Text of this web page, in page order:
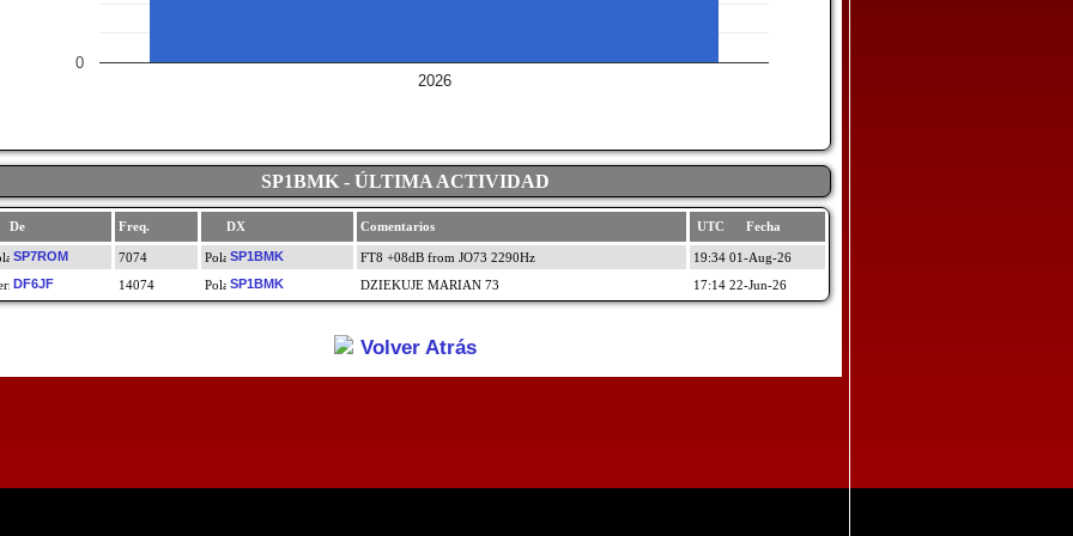
2026
0
SP1BMK - ÚLTIMA ACTIVIDAD
Freq. DX Comentarios UTC Fecha
SP7ROM 7074 SP1BMK FT8 +08dB from JO73 2290Hz
19:34 01-Aug-26
DF6JF
14074 SP1BMK DZIEKUJE MARIAN 73 17:14 22-Jun-26
Volver Atrás